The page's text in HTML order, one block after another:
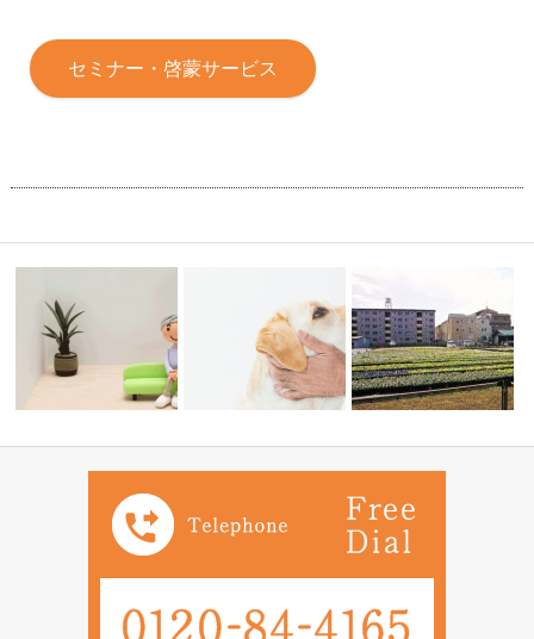
セミナー・啓蒙サービス
老人ホームへの住替えで自宅を
売るか貸すか…
家族信託勉強会でのご相談・ペ
ットに遺産を…
親が現在８０代でそろそ
の問題も考え…